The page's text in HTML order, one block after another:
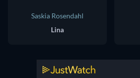
Saskia Rosendahl
Lina